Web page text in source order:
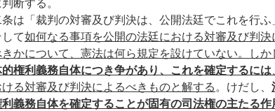
断する。
は「裁判の対審及び判決は、公開法廷でこれを行ふ
て如何なる事項を公開の法廷における対審及び判決
かについて、憲法は何ら規定を設けていない。しか
的権利義務自体につき争があり、これを確定するには
る対審及び判決によるべきものと解する 。けだし、
義務自体を確定することが固有の司法権の主たる作